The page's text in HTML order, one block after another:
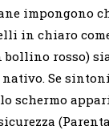
impongono
in chiaro
bollino rosso)
Se
schermo